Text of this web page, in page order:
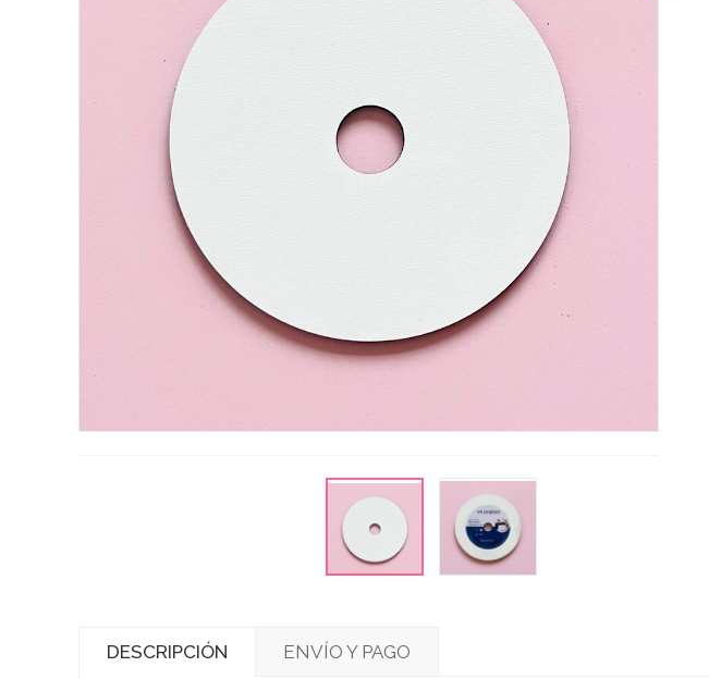
DESCRIPCIÓN ENVÍO Y PAGO